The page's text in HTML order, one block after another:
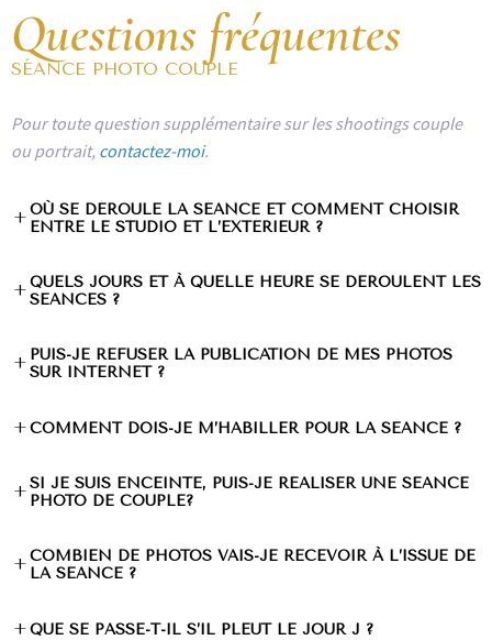
Questions fréquentes
SÉANCE PHOTO COUPLE
Pour toute question supplémentaire sur les shootings couple
ou portrait, contactez-moi.
OÙ SE DÉROULE LA SÉANCE ET COMMENT CHOISIR
ENTRE LE STUDIO ET L’EXTÉRIEUR ?
+
QUELS JOURS ET À QUELLE HEURE SE DÉROULENT LES
SÉANCES ?
+
PUIS-JE REFUSER LA PUBLICATION DE MES PHOTOS
SUR INTERNET ?
+
COMMENT DOIS-JE M’HABILLER POUR LA SÉANCE ?
+
SI JE SUIS ENCEINTE, PUIS-JE RÉALISER UNE SÉANCE
PHOTO DE COUPLE?
+
COMBIEN DE PHOTOS VAIS-JE RECEVOIR À L’ISSUE DE
LA SÉANCE ?
+
QUE SE PASSE-T-IL S’IL PLEUT LE JOUR J ?
+